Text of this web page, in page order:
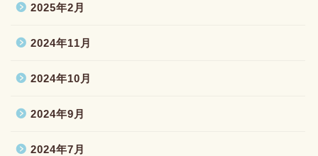
2025年2月
2024年11月
2024年10月
2024年9月
2024年7月